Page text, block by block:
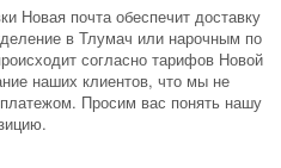
Новая почта обеспечит доставку
в Тлумач или нарочным по
согласно тарифов Новой
наших клиентов, что мы не
Просим вас понять нашу